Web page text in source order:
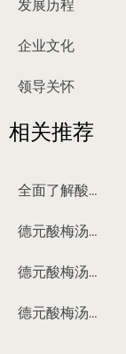
发展历程
企业文化
领导关怀
相关推荐
全面了解酸梅汤
德元酸梅汤来历
德元酸梅汤制作过程
德元酸梅汤多少钱